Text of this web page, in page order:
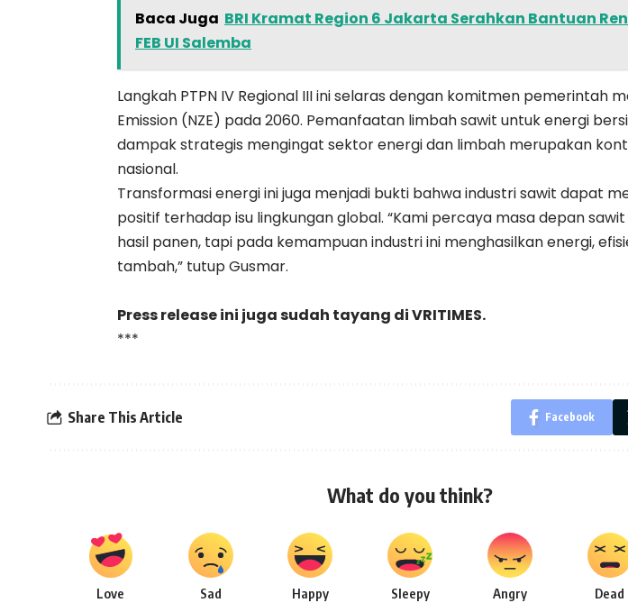
Baca Juga BRI Kramat Region 6 Jakarta Serahkan Bantuan
FEB UI Salemba
Langkah PTPN IV Regional III ini selaras dengan komitmen pemerintah
Emission (NZE) pada 2060. Pemanfaatan limbah sawit untuk energi
dampak strategis mengingat sektor energi dan limbah merupakan
nasional.
Transformasi energi ini juga menjadi bukti bahwa industri sawit dapat
positif terhadap isu lingkungan global. “Kami percaya masa depan
hasil panen, tapi pada kemampuan industri ini menghasilkan energi,
tambah,” tutup Gusmar.
Press release ini juga sudah tayang diVRITIMES.
***
Share This Article Facebook
What do you think?
Love Sad Happy Sleepy Angry Dead